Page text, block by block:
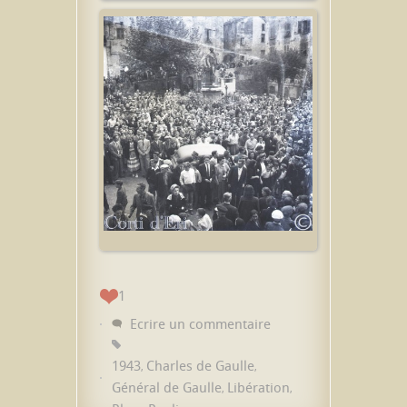
1
Ecrire un commentaire
1943, Charles de Gaulle,
Général de Gaulle, Libération,